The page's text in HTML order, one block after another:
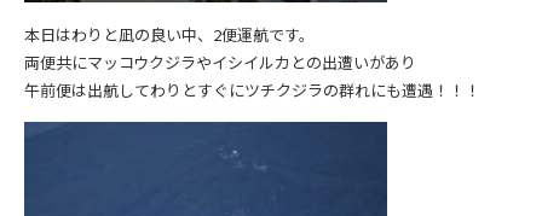
本日はわりと凪の良い中、2便運航です。
両便共にマッコウクジラやイシイルカとの出遭いがあり
午前便は出航してわりとすぐにツチクジラの群れにも遭遇！！！